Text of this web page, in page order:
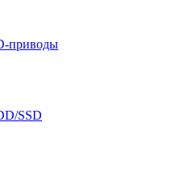
приводы
SSD